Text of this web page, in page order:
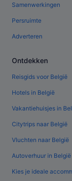
Samenwerkingen
Persruimte
Adverteren
Ontdekken
Reisgids voor België
Hotels in België
Vakantiehuisjes in
Citytrips naar België
Vluchten naar België
Autoverhuur in België
Kies je ideale